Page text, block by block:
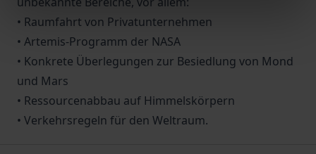
• Raumfahrt von Privatunternehmen
• Artemis-Programm der NASA
• Konkrete Überlegungen zur Besiedlung von Mond
und Mars
• Ressourcenabbau auf Himmelskörpern
• Verkehrsregeln für den Weltraum.